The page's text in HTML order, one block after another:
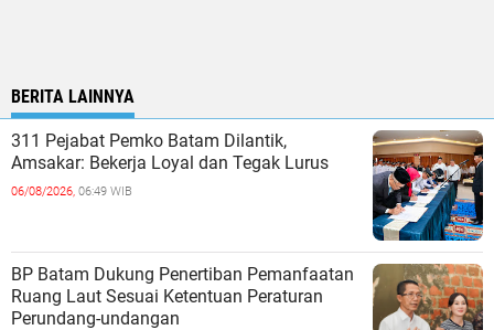
BERITA LAINNYA
311 Pejabat Pemko Batam Dilantik,
Amsakar: Bekerja Loyal dan Tegak Lurus
06/08/2026, 06:49 WIB
BP Batam Dukung Penertiban Pemanfaatan
Ruang Laut Sesuai Ketentuan Peraturan
Perundang-undangan